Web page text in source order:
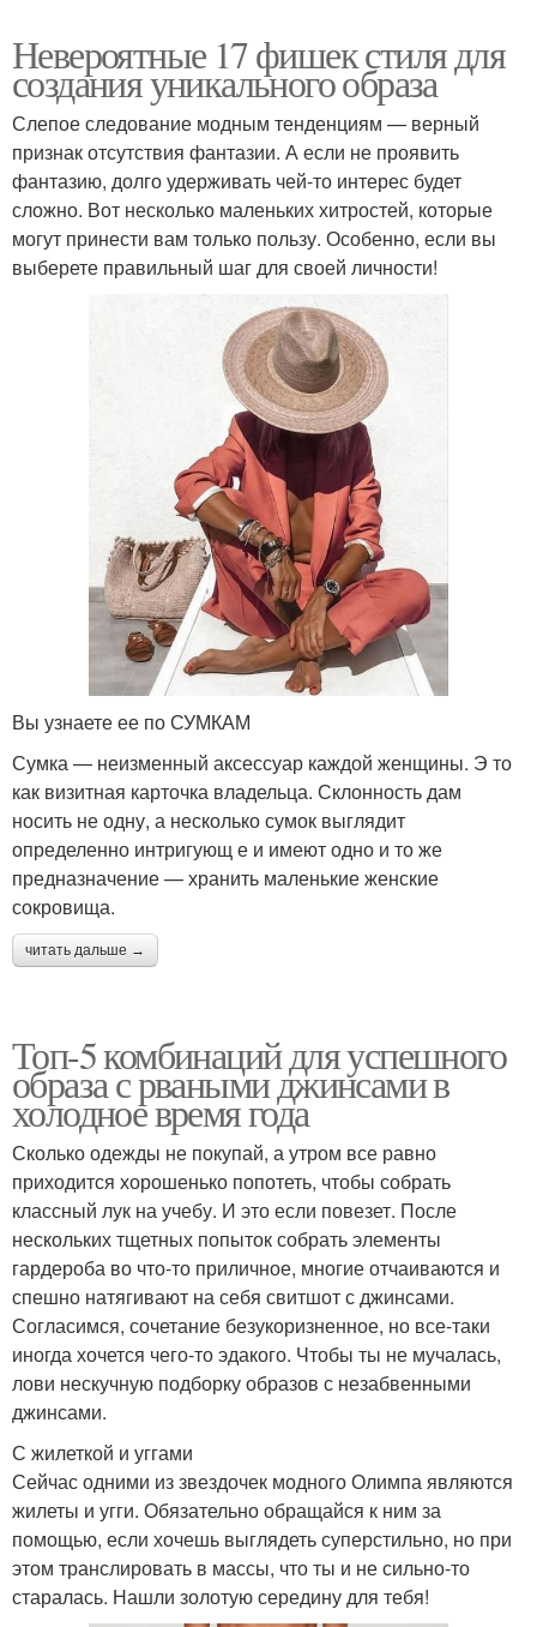
Невероятные 17 фишек стиля для
создания уникального образа
Слепое следование модным тенденциям — верный
признак отсутствия фантазии. А если не проявить
фантазию, долго удерживать чей-то интерес будет
сложно. Вот несколько маленьких хитростей, которые
могут принести вам только пользу. Особенно, если вы
выберете правильный шаг для своей личности!
Вы узнаете ее по СУМКАМ
Сумка — неизменный аксессуар каждой женщины. Э то
как визитная карточка владельца. Склонность дам
носить не одну, а несколько сумок выглядит
определенно интригующ е и имеют одно и то же
предназначение — хранить маленькие женские
сокровища.
читать дальше →
Топ-5 комбинаций для успешного
образа с рваными джинсами в
холодное время года
Сколько одежды не покупай, а утром все равно
приходится хорошенько попотеть, чтобы собрать
классный лук на учебу. И это если повезет. После
нескольких тщетных попыток собрать элементы
гардероба во что-то приличное, многие отчаиваются и
спешно натягивают на себя свитшот с джинсами.
Согласимся, сочетание безукоризненное, но все-таки
иногда хочется чего-то эдакого. Чтобы ты не мучалась,
лови нескучную подборку образов с незабвенными
джинсами.
С жилеткой и уггами
Сейчас одними из звездочек модного Олимпа являются
жилеты и угги. Обязательно обращайся к ним за
помощью, если хочешь выглядеть суперстильно, но при
этом транслировать в массы, что ты и не сильно-то
старалась. Нашли золотую середину для тебя!